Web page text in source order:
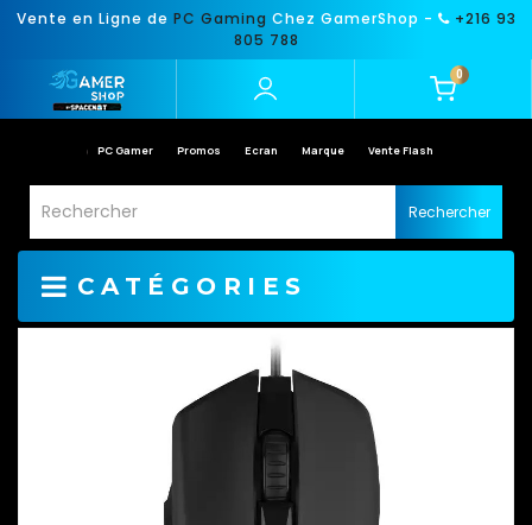
Vente en Ligne de PC Gaming Chez GamerShop -
+216 93
805 788
0
PC Gamer Promos Ecran Marque Vente Flash
Rechercher
CATÉGORIES